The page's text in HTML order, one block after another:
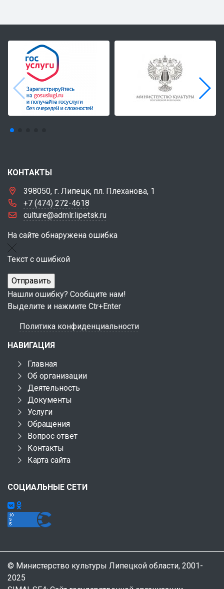
КОНТАКТЫ
398050, г. Липецк, пл. Плеханова, 1
+7 (474) 272-4618
culture@admlr.lipetsk.ru
На сайте обнаружена ошибка
Текст с ошибкой
Нашли ошибку? Сообщите нам!
Выделите и нажмите Ctr+Enter
Политика конфиденциальности
НАВИГАЦИЯ
Главная
Об организации
Деятельность
Документы
Услуги
Обращения
Вопрос ответ
Контакты
Карта сайта
СОЦИАЛЬНЫЕ СЕТИ
© Министерство культуры Липецкой области, 2001-
2025